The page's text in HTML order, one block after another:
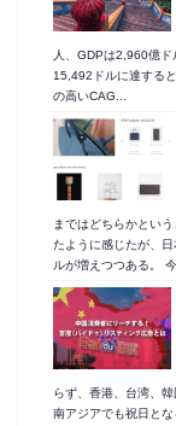
人、GDPは2,960億
15,492ドルに達する
の高いCAG...
まではどちらかとい
たように感じたが、
ルが増えつつある。
らず、香港、台湾、
南アジアでも祝日と